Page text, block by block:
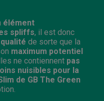
élément
spliffs, il est donc
de sorte que la
maximum potentiel
ne contiennent pas
nuisibles pour la
de GB The Green